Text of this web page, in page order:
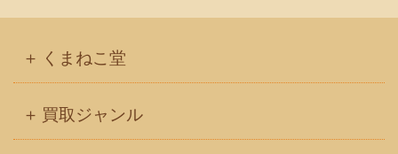
くまねこ堂
買取ジャンル